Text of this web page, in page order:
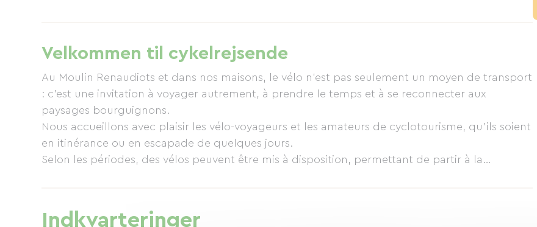
vinsmagninger, lokale markeder og gourmetrestauranter fuldender denne ferie. Autentisk,
elegant og inspirerende!
Velkommen til cykelrejsende
Au Moulin Renaudiots et dans nos maisons, le vélo n’est pas seulement un moyen de transport
: c’est une invitation à voyager autrement, à prendre le temps et à se reconnecter aux
paysages bourguignons.
Nous accueillons avec plaisir les vélo-voyageurs et les amateurs de cyclotourisme, qu’ils soient
en itinérance ou en escapade de quelques jours.
Selon les périodes, des vélos peuvent être mis à disposition, permettant de partir à la
Après l’effort, le réconfort : vous retrouvez le calme du lieu, le confort de votre hébergement
Indkvarteringer